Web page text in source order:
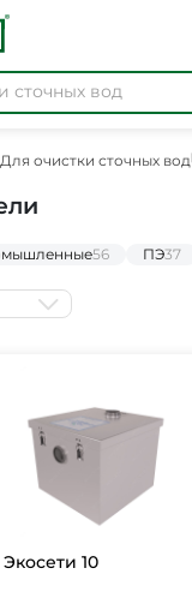
Для очистки сточных вод
56 ПЭ37
10